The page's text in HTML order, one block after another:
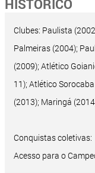
HISTÓRICO
Clubes: Paulista
Palmeiras (2004);
(2009); Atlético
11); Atlético
(2013); Maringá
Conquistas coletivas:
Acesso para o